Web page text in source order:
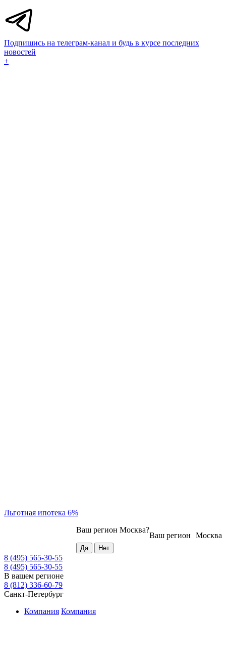
Подпишись на телеграм-канал и будь в курсе последних
новостей
+
Льготная ипотека 6%
Москва
Ваш регион
Ваш регион Москва?
8 (495) 565-30-55
8 (495) 565-30-55
В вашем регионе
8 (812) 336-60-79
Санкт-Петербург
Компания Компания